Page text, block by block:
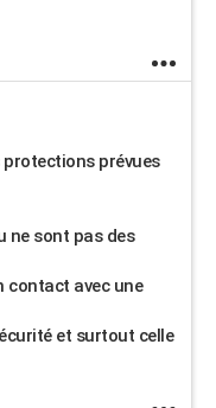
protections prévues
ne sont pas des
contact avec une
et surtout celle